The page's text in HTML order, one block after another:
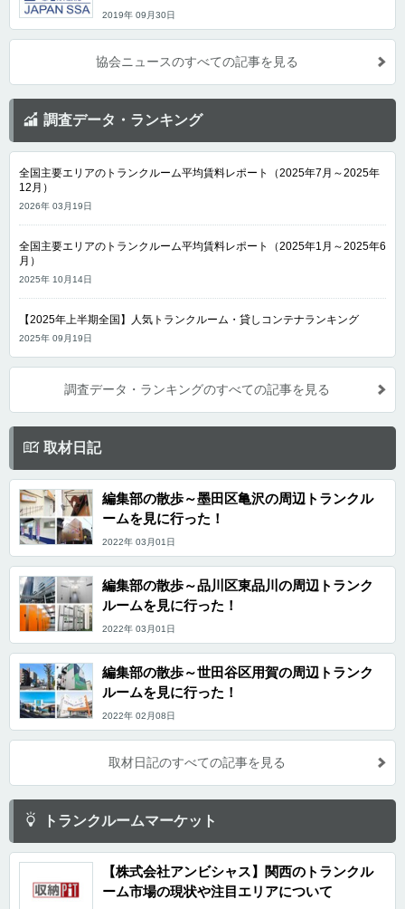
2019年 09月30日
協会ニュースのすべての記事を見る
調査データ・ランキング
全国主要エリアのトランクルーム平均賃料レポート（2025年7月～2025年
12月）
2026年 03月19日
全国主要エリアのトランクルーム平均賃料レポート（2025年1月～2025年6
月）
2025年 10月14日
【2025年上半期全国】人気トランクルーム・貸しコンテナランキング
2025年 09月19日
調査データ・ランキングのすべての記事を見る
取材日記
編集部の散歩～墨田区亀沢の周辺トランクル
ームを見に行った！
2022年 03月01日
編集部の散歩～品川区東品川の周辺トランク
ルームを見に行った！
2022年 03月01日
編集部の散歩～世田谷区用賀の周辺トランク
ルームを見に行った！
2022年 02月08日
取材日記のすべての記事を見る
トランクルームマーケット
【株式会社アンビシャス】関西のトランクル
ーム市場の現状や注目エリアについて